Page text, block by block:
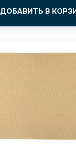
ДОБАВИТЬ В